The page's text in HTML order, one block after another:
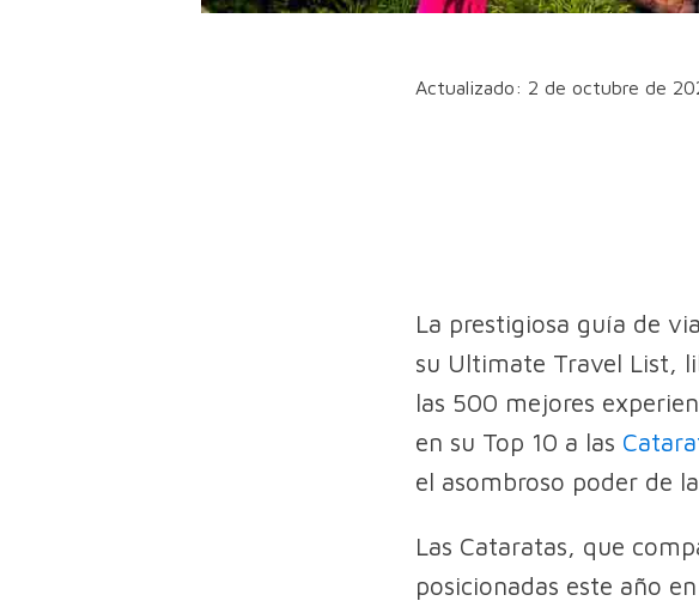
Actualizado: 2 de octubre de
La prestigiosa guía de
su Ultimate Travel List,
las 500 mejores
en su Top 10 a las
el asombroso poder de
Las Cataratas, que
posicionadas este año